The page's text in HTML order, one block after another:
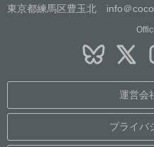
東京都練馬区豊玉北 info＠
運営会
プライバ